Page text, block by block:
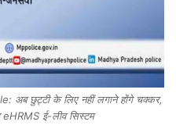
छुट्टी के लिए नहीं लगाने होंगे चक्कर,
ई-लीव सिस्टम